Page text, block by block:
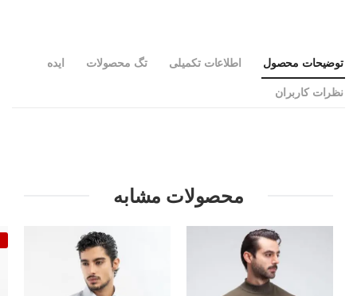
توضیحات محصول اطلاعات تکمیلی تگ محصولات ایده
نظرات کاربران
محصولات مشابه